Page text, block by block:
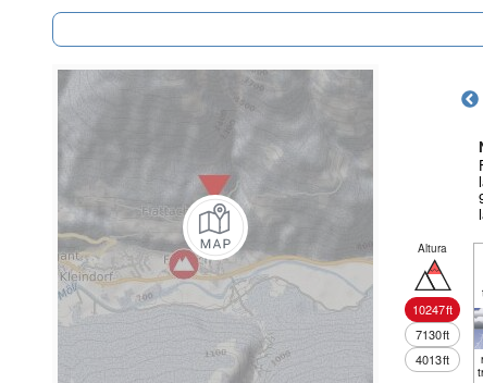
Altura
10247ft
7130ft
4013ft